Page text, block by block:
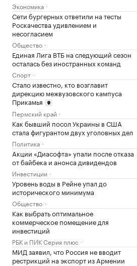
Экономика
Сети бургерных ответили на тесты
Роскачества удивлением и
несогласием
Общество
Единая Лига ВТБ на следующий сезон
осталась без иностранных команд
Спорт
Стало известно, кто возглавит
дирекцию межвузовского кампуса
Прикамья
Пермский край
Как бывший посол Украины в США
стала фигурантом двух уголовных дел
Политика
Акции «Диасофта» упали после отказа
от байбека и анонса дивидендов
Инвестиции
Уровень воды в Рейне упал до
исторического минимума
Общество
Как выбрать оптимальное
коммерческое помещение для
инвестиций
РБК и ПИК Серия плюс
МИД заявил, что Россия не вводит
рестрикций на экспорт из Армении